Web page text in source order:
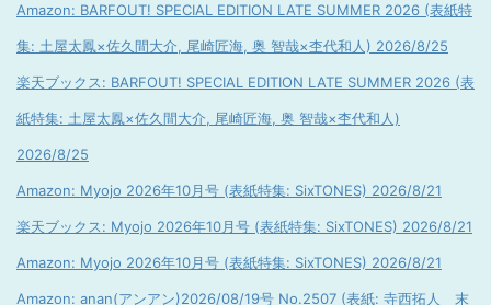
Amazon: BARFOUT! SPECIAL EDITION LATE SUMMER 2026 (表紙特
集: 土屋太鳳×佐久間大介, 尾崎匠海, 奥 智哉×杢代和人) 2026/8/25
楽天ブックス: BARFOUT! SPECIAL EDITION LATE SUMMER 2026 (表
紙特集: 土屋太鳳×佐久間大介, 尾崎匠海, 奥 智哉×杢代和人)
2026/8/25
Amazon: Myojo 2026年10月号 (表紙特集: SixTONES) 2026/8/21
楽天ブックス: Myojo 2026年10月号 (表紙特集: SixTONES) 2026/8/21
Amazon: Myojo 2026年10月号 (表紙特集: SixTONES) 2026/8/21
Amazon: anan(アンアン)2026/08/19号 No.2507 (表紙: 寺西拓人 末